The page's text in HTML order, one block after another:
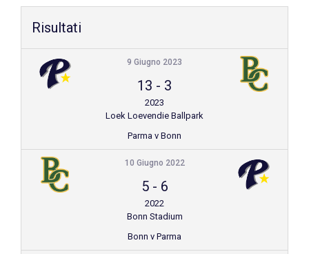
Shop
Risultati
9 Giugno 2023
13 - 3
2023
Loek Loevendie Ballpark
Parma v Bonn
10 Giugno 2022
5- 6
2022
Bonn Stadium
Bonn v Parma